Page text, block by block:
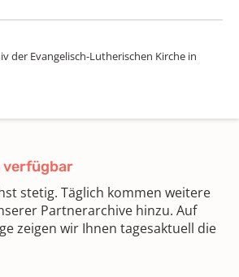
der Evangelisch-Lutherischen Kirche in
verfügbar
stetig. Täglich kommen weitere
Partnerarchive hinzu. Auf
zeigen wir Ihnen tagesaktuell die